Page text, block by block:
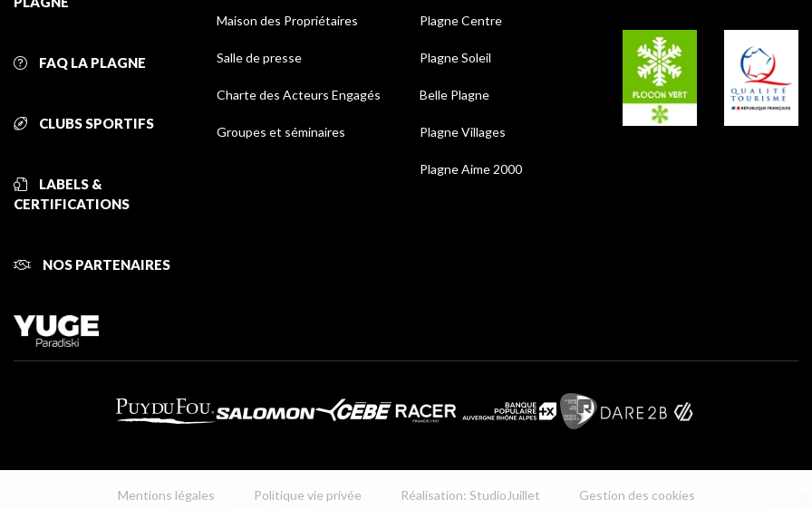
FAQ LA PLAGNE
CLUBS SPORTIFS
LABELS &
CERTIFICATIONS
NOS PARTENAIRES
Maison des Propriétaires
Salle de presse
Charte des Acteurs Engagés
Groupes et séminaires
Plagne Centre
Plagne Soleil
Belle Plagne
Plagne Villages
Plagne Aime 2000
Mentions légales Politique vie privée Réalisation: StudioJuillet Gestion des cookies